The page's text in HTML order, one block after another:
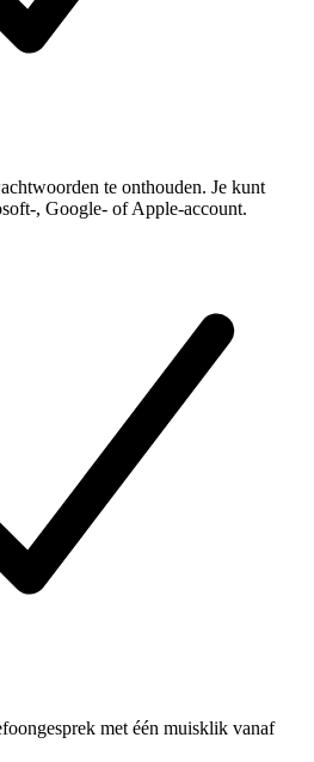
te onthouden. Je kunt
, Google- of Apple-account.
met één muisklik vanaf